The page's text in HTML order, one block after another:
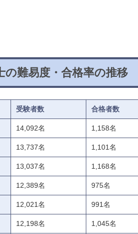
の難易度・合格率の推移
受験者数 合格者数
14,092名 1,158名
13,737名 1,101名
13,037名 1,168名
12,389名 975名
12,021名 991名
12,198名 1,045名